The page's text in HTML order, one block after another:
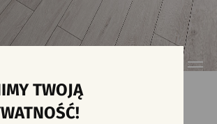
Kolekcje
WYSZUKIWARKA PŁYTEK
TWOJĄ